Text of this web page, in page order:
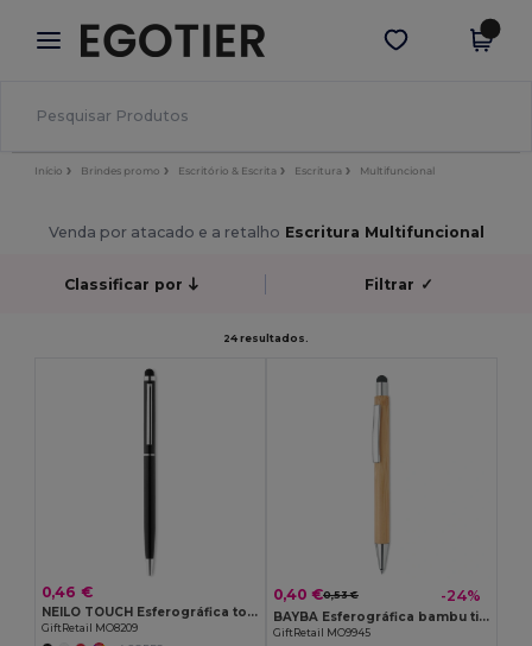
× App Egotier
Melhores preços na app!
Obter app
Início Brindes promo Escritório & Escrita Escritura Multifuncional
Venda por atacado e a retalho Escritura Multifuncional
Classificar por Filtrar ✓
24 resultados.
0,46 €
NEILO TOUCH Esferográfica touch
GiftRetail MO8209
0,40 €0,53 € -24%
BAYBA Esferográfica bambu tinta azul
GiftRetail MO9945